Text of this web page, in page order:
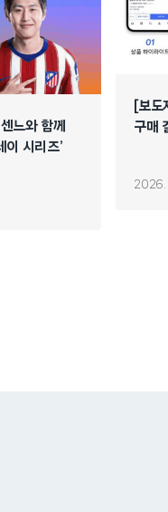
느와 함께
이 시리즈’
[보
구매
2026.